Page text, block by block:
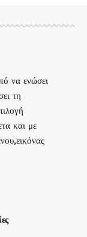
να ενώσει
τη
και με